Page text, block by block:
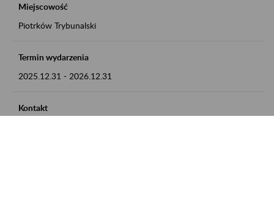
Miejscowość
Piotrków Trybunalski
Termin wydarzenia
2025.12.31 - 2026.12.31
Kontakt